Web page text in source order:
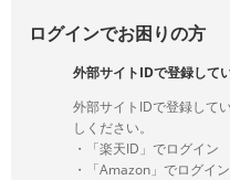
ログインでお困りの方
外部サイトIDで登録して
外部サイトIDで登録して
しください。
・「楽天ID」でログイン
・「Amazon」でログイン